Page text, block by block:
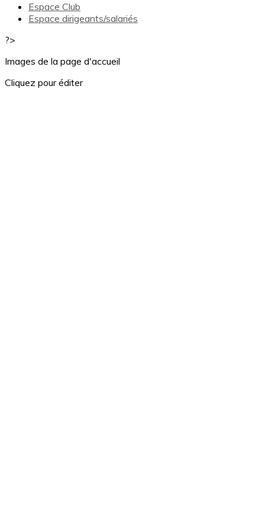
Espace Club
Espace dirigeants/salariés
?>
Images de la page d'accueil
Cliquez pour éditer